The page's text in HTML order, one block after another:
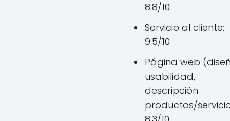
8.8/10
Servicio al cliente:
9.5/10
Página web
usabilidad,
descripción
productos/